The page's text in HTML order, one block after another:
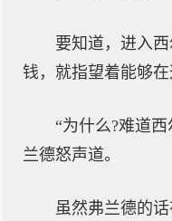
要知道，进入
钱，就指望着能够在
“为什么?难道
兰德怒声道。
虽然弗兰德的